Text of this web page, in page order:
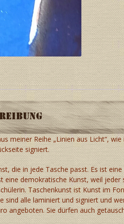
meiner Reihe „Linien aus Licht“,
signiert.
die in jede Tasche passt. Es ist
eine demokratische Kunst, weil
Taschenkunst ist Kunst im
sind alle laminiert und signiert und
angeboten. Sie dürfen auch